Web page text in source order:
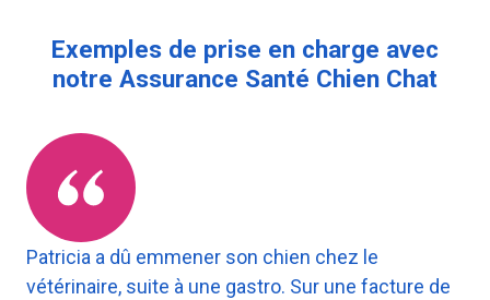
Exemples de prise en charge avec
notre Assurance Santé Chien Chat
Patricia a dû emmener son chien chez le
vétérinaire, suite à une gastro. Sur une facture de